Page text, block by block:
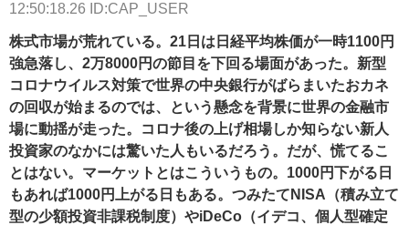
12:50:18.26 ID:CAP_USER
株式市場が荒れている。21日は日経平均株価が一時1100円
強急落し、2万8000円の節目を下回る場面があった。新型
コロナウイルス対策で世界の中央銀行がばらまいたおカネ
の回収が始まるのでは、という懸念を背景に世界の金融市
場に動揺が走った。コロナ後の上げ相場しか知らない新人
投資家のなかには驚いた人もいるだろう。だが、慌てるこ
とはない。マーケットとはこういうもの。1000円下がる日
もあれば1000円上がる日もある。つみたてNISA（積み立て
型の少額投資非課税制度）やiDeCo（イデコ、個人型確定